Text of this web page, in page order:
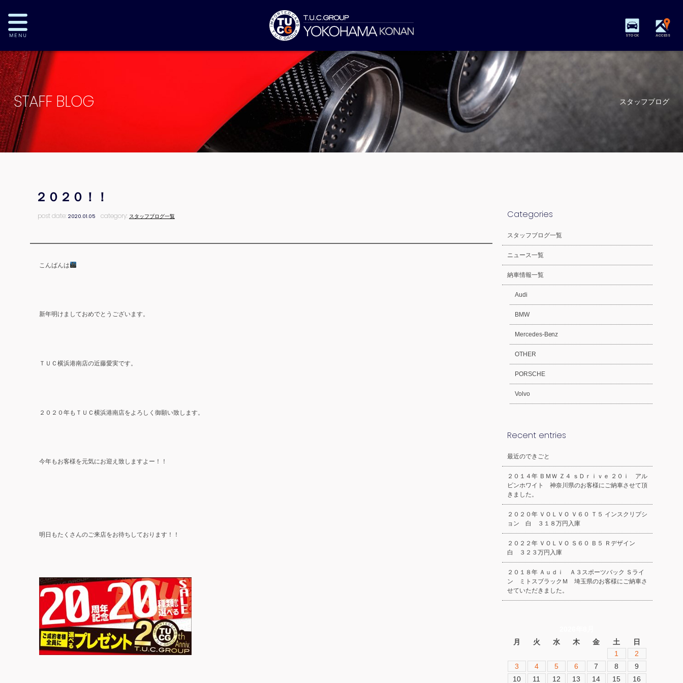
STOCK ACCESS
STAFF BLOG スタッフブログ
２０２０！！
post date:2020.01.05 category: スタッフブログ一覧
こんばんは
新年明けましておめでとうございます。
ＴＵＣ横浜港南店の近藤愛実です。
２０２０年も ＴＵＣ横浜港南店をよろしく御願い致します。
今年もお客様を元気にお迎え致しますよー！！
明日もたくさんのご来店をお待ちしております！！
Categories
スタッフブログ一覧
ニュース一覧
納車情報一覧
Audi
BMW
Mercedes-Benz
OTHER
PORSCHE
Volvo
Recent entries
最近のできごと
２０１４年 ＢＭＷ Ｚ４ ｓＤｒｉｖｅ ２０ｉ アル
ピンホワイト 神奈川県のお客様にご納車させて頂
きました。
２０２０年 ＶＯＬＶＯ Ｖ６０ Ｔ５ インスクリプシ
ョン 白 ３１８万円入庫
２０２２年 ＶＯＬＶＯ Ｓ６０ Ｂ５ Ｒデザイン
白 ３２３万円入庫
２０１８年 Ａｕｄｉ Ａ３スポーツバック Ｓライ
ン ミトスブラックＭ 埼玉県のお客様にご納車さ
せていただきました。
月
火 水 木 金 土
日
1
2
3
4 5 6 7 8
9
10
11 12 13 14 15
16